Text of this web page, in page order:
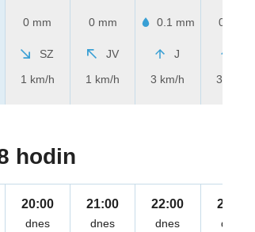
0 mm
SZ
1 km/h
0 mm
JV
1 km/h
0.1 mm
J
3 km/h
0 mm
3 km/h
hodin
20:00
dnes
21:00
dnes
22:00
dnes
23:00
dnes